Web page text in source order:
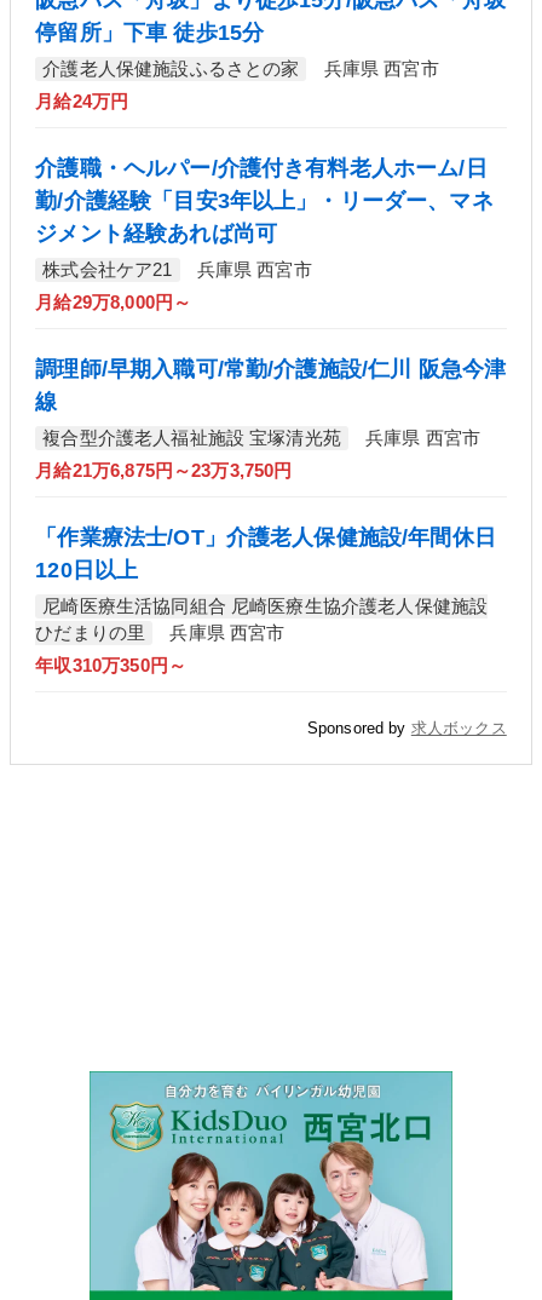
停留所」下車 徒歩15分
介護老人保健施設ふるさとの家
兵庫県 西宮市
月給24万円
介護職・ヘルパー/介護付き有料老人ホーム/日
勤/介護経験「目安3年以上」・リーダー、マネ
ジメント経験あれば尚可
株式会社ケア21
兵庫県 西宮市
月給29万8,000円～
調理師/早期入職可/常勤/介護施設/仁川 阪急今津
線
複合型介護老人福祉施設 宝塚清光苑
兵庫県 西宮市
月給21万6,875円～23万3,750円
「作業療法士/OT」介護老人保健施設/年間休日
120日以上
尼崎医療生活協同組合 尼崎医療生協介護老人保健施設
ひだまりの里
兵庫県 西宮市
年収310万350円～
Sponsored by 求人ボックス